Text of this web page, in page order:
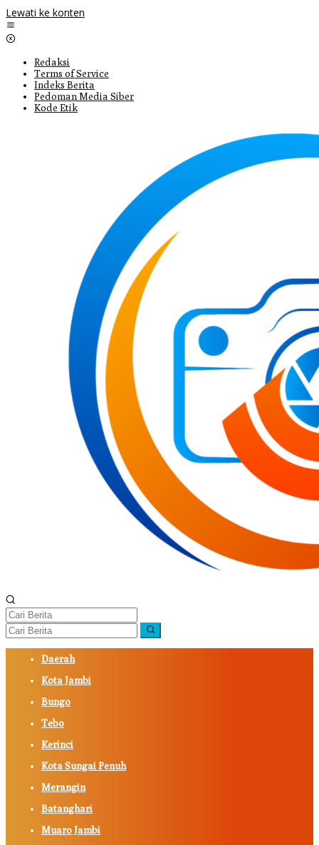
Lewati ke konten
Redaksi
Terms of Service
Indeks Berita
Pedoman Media Siber
Kode Etik
Daerah
Kota Jambi
Bungo
Tebo
Kerinci
Kota Sungai Penuh
Merangin
Batanghari
Muaro Jambi